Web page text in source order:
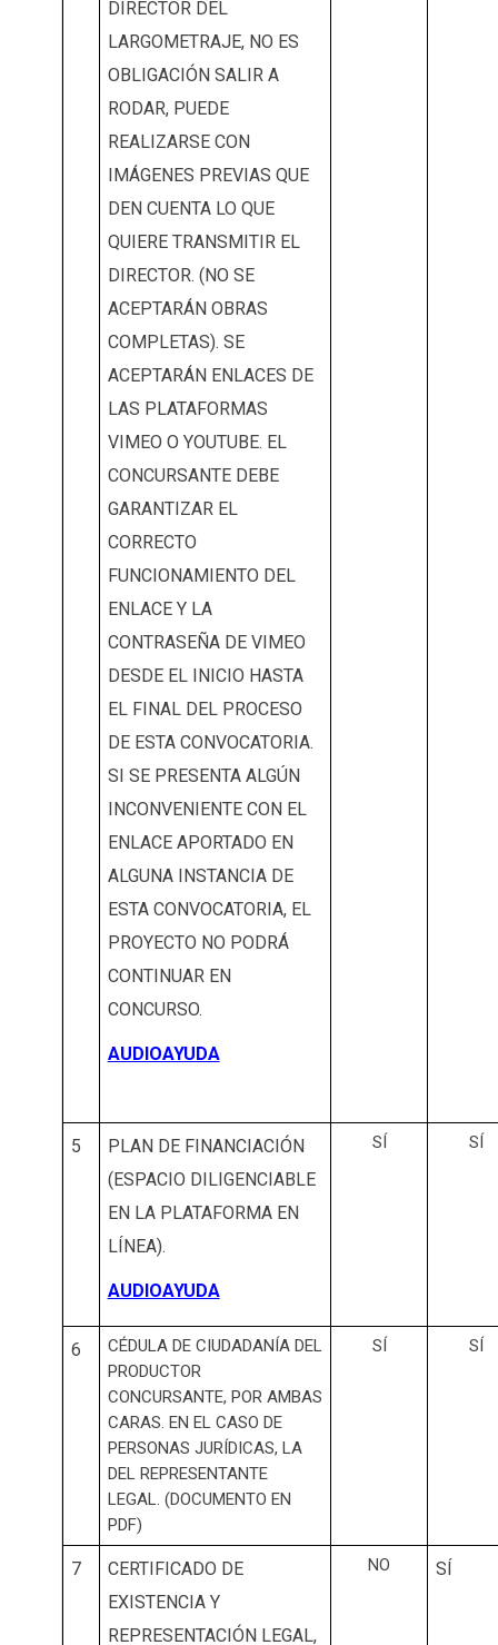
DIRECTOR DEL
LARGOMETRAJE, NO ES
OBLIGACIÓN SALIR A
RODAR, PUEDE
REALIZARSE CON
IMÁGENES PREVIAS QUE
DEN CUENTA LO QUE
QUIERE TRANSMITIR EL
DIRECTOR. (NO SE
ACEPTARÁN OBRAS
COMPLETAS). SE
ACEPTARÁN ENLACES DE
LAS PLATAFORMAS
VIMEO O YOUTUBE. EL
CONCURSANTE DEBE
GARANTIZAR EL
CORRECTO
FUNCIONAMIENTO DEL
ENLACE Y LA
CONTRASEÑA DE VIMEO
DESDE EL INICIO HASTA
EL FINAL DEL PROCESO
DE ESTA CONVOCATORIA.
SI SE PRESENTA ALGÚN
INCONVENIENTE CON EL
ENLACE APORTADO EN
ALGUNA INSTANCIA DE
ESTA CONVOCATORIA, EL
PROYECTO NO PODRÁ
CONTINUAR EN
CONCURSO.
AUDIOAYUDA
5
PLAN DE FINANCIACIÓN
(ESPACIO DILIGENCIABLE
EN LA PLATAFORMA EN
LÍNEA).
AUDIOAYUDA
SÍ SÍ
6
CÉDULA DE CIUDADANÍA DEL
PRODUCTOR
CONCURSANTE, POR AMBAS
CARAS. EN EL CASO DE
PERSONAS JURÍDICAS, LA
DEL REPRESENTANTE
LEGAL. (DOCUMENTO EN
PDF)
SÍ SÍ
7
CERTIFICADO DE
EXISTENCIA Y
REPRESENTACIÓN LEGAL,
NO SÍ